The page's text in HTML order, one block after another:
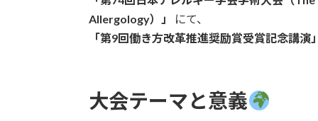
Allergology）」
にて、
「第9回働き方改革推進奨励賞受賞記念講演
大会テーマと意義